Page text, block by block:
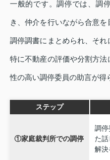
一般的です。調停では、調
き、仲介を行いながら合意
調停調書にまとめられ、それ
特に不動産の評価や分割方
性の高い調停委員の助言が得
ステップ
①家庭裁判所での調停
調停
た
解決